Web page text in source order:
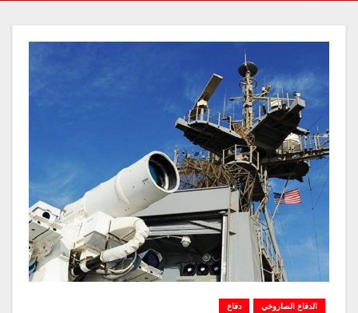
الدفاع الصاروخي دفاع